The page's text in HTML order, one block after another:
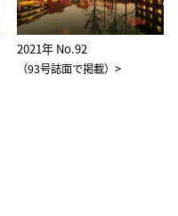
2021年 No.92
（93号誌面で掲載） >